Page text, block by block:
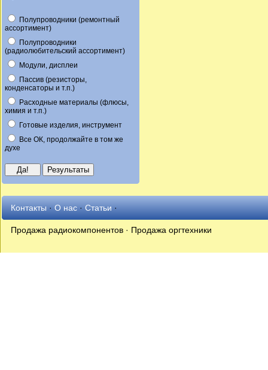
Полупроводники (ремонтный
ассортимент)
Полупроводники
(радиолюбительский ассортимент)
Модули, дисплеи
Пассив (резисторы,
конденсаторы и т.п.)
Расходные материалы (флюсы,
химия и т.п.)
Готовые изделия, инструмент
Все ОК, продолжайте в том же
духе
Контакты·О нас·Статьи·
Продажа радиокомпонентов · Продажа оргтехники